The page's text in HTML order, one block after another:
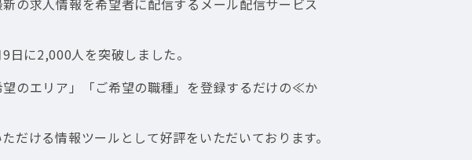
の求人情報を希望者に配信するメール配信サービス
に2,000人を突破しました。
のエリア」「ご希望の職種」を登録するだけの≪か
ける情報ツールとして好評をいただいております。